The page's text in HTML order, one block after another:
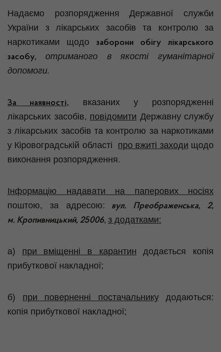
Надаємо розпорядження Державної служби
України з лікарських засобів та контролю за
наркотиками щодо заборони обігу лікарського
засобу, отриманого в якості гуманітарної
допомоги.
За наявності, вказаних у розпорядженні
лікарських засобів, повідомити Державну службу
з лікарських засобів та контролю за наркотиками
у Кіровоградській області про вжиті заходи щодо
виконання розпорядження.
Інформацію надавати на паперових носіях
поштою, за адресою:
вул. Преображенська, 2,
м. Кропивницький, 25006, з додатками:
а) при вміщенні в карантин додається копія
прибуткової накладної;
б) при поверненні постачальникудодаються:
копія прибуткової накладної;